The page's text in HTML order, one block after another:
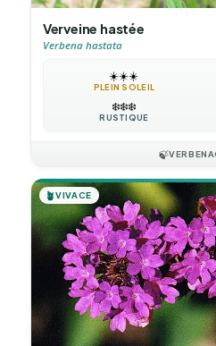
Verveine hastée
Verbena hastata
☀️☀️☀️
PLEIN SOLEIL
❄️❄️❄️
RUSTIQUE
🍃
🪴VIVACE